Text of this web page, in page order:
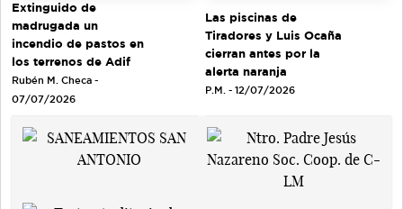
Extinguido de
madrugada un
incendio de pastos en
los terrenos de Adif
Rubén M. Checa -
07/07/2026
Las piscinas de
Tiradores y Luis Ocaña
cierran antes por la
alerta naranja
P.M. - 12/07/2026